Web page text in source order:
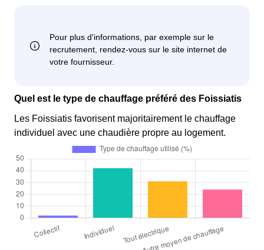
Quel est le type de chauffage préféré des Foissiatis
Les Foissiatis favorisent majoritairement le chauffage
individuel avec une chaudière propre au logement.